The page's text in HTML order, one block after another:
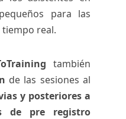
para las
real.
también
de las sesiones al
y posteriores a
de pre registro